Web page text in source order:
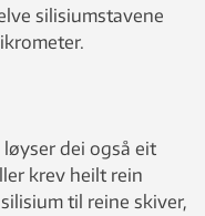
silisiumstavene
dei også eit
krev heilt rein
til reine skiver,